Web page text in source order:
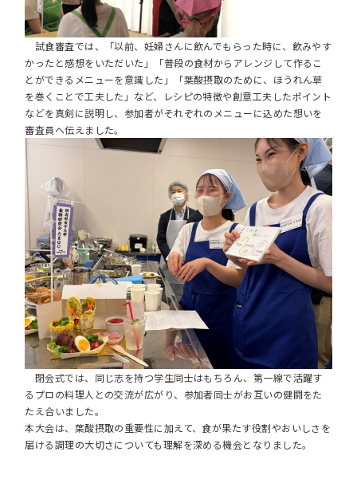
試食審査では、「以前、妊婦さんに飲んでもらった時に、飲みやす
かったと感想をいただいた」「普段の食材からアレンジして作るこ
とができるメニューを意識した」「葉酸摂取のために、ほうれん草
を巻くことで工夫した」など、レシピの特徴や創意工夫したポイント
などを真剣に説明し、参加者がそれぞれのメニューに込めた想いを
審査員へ伝えました。
閉会式では、同じ志を持つ学生同士はもちろん、第一線で活躍す
るプロの料理人との交流が広がり、参加者同士がお互いの健闘をた
たえ合いました。
本大会は、葉酸摂取の重要性に加えて、食が果たす役割やおいしさを
届ける調理の大切さについても理解を深める機会となりました。